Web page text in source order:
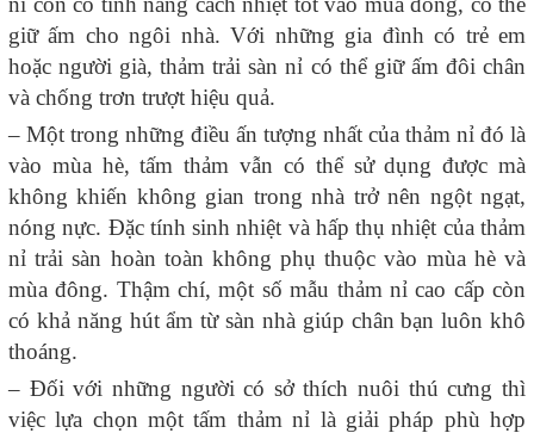
giữ ấm cho ngôi nhà. Với những gia đình có trẻ em
hoặc người già, thảm trải sàn nỉ có thể giữ ấm đôi chân
và chống trơn trượt hiệu quả.
– Một trong những điều ấn tượng nhất của thảm nỉ đó là
vào mùa hè, tấm thảm vẫn có thể sử dụng được mà
không khiến không gian trong nhà trở nên ngột ngạt,
nóng nực. Đặc tính sinh nhiệt và hấp thụ nhiệt của thảm
nỉ trải sàn hoàn toàn không phụ thuộc vào mùa hè và
mùa đông. Thậm chí, một số mẫu thảm nỉ cao cấp còn
có khả năng hút ẩm từ sàn nhà giúp chân bạn luôn khô
thoáng.
– Đối với những người có sở thích nuôi thú cưng thì
việc lựa chọn một tấm thảm nỉ là giải pháp phù hợp